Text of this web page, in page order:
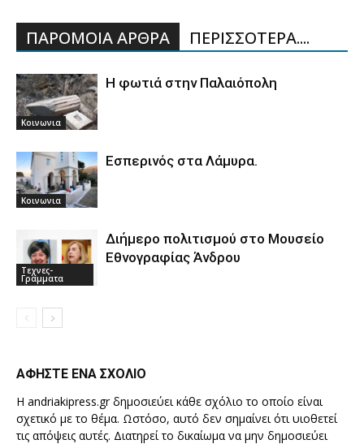
ΠΑΡΟΜΟΙΑ ΑΡΘΡΑ ΠΕΡΙΣΣΟΤΕΡΑ....
Κοινωνια
Η φωτιά στην Παλαιόπολη
Κοινωνια
Εσπερινός στα Λάμυρα.
Τεχνες-
Γραμματα
Διήμερο πολιτισμού στο Μουσείο
Εθνογραφίας Άνδρου
ΑΦΗΣΤΕ ΕΝΑ ΣΧΟΛΙΟ
Η andriakipress.gr δημοσιεύει κάθε σχόλιο το οποίο είναι
σχετικό με το θέμα. Ωστόσο, αυτό δεν σημαίνει ότι υιοθετεί
τις απόψεις αυτές. Διατηρεί το δικαίωμα να μην δημοσιεύει